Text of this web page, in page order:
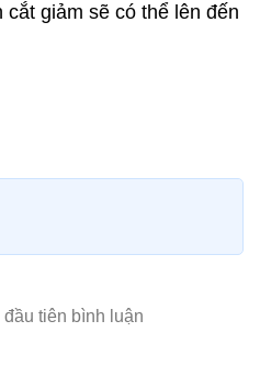
giảm sẽ có thể lên đến